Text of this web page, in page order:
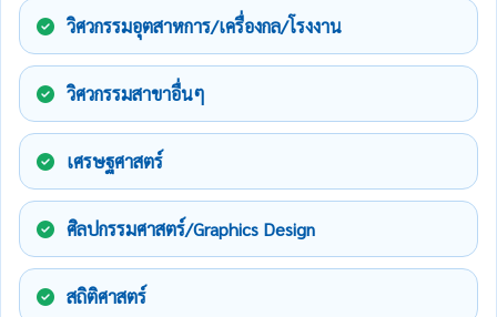
วิศวกรรมอุตสาหการ/เครื่องกล/โรงงาน
วิศวกรรมสาขาอื่นๆ
เศรษฐศาสตร์
ศิลปกรรมศาสตร์/Graphics Design
สถิติศาสตร์